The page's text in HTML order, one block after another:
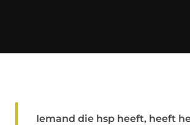
Iemand die hsp heeft, heeft